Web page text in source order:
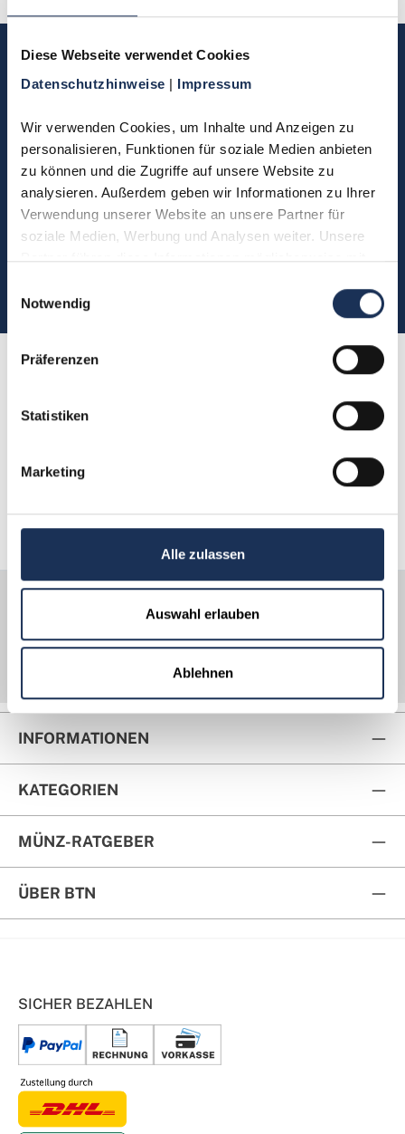
Diese Webseite verwendet Cookies
Datenschutzhinweise | Impressum
Wir verwenden Cookies, um Inhalte und Anzeigen zu
personalisieren, Funktionen für soziale Medien anbieten
zu können und die Zugriffe auf unsere Website zu
analysieren. Außerdem geben wir Informationen zu Ihrer
Verwendung unserer Website an unsere Partner für
soziale Medien, Werbung und Analysen weiter. Unsere
Partner führen diese Informationen möglicherweise mit
haben oder die sie im Rahmen Ihrer Nutzung der Dienste
Notwendig
Präferenzen
Statistiken
Marketing
Alle zulassen
Auswahl erlauben
Ablehnen
Sie haben Fragen, möchten
Münzen bestellen oder eine
Kontakt
Sie möchten direkt Kontakt mit
uns aufnehmen?
(0)5304 906030
Kundenbewertungen
Kunden wie Ihnen.
Über 30 Jahre
Kostenloser
INFORMATIONEN
KATEGORIEN
MÜNZ-RATGEBER
ÜBER BTN
SICHER BEZAHLEN